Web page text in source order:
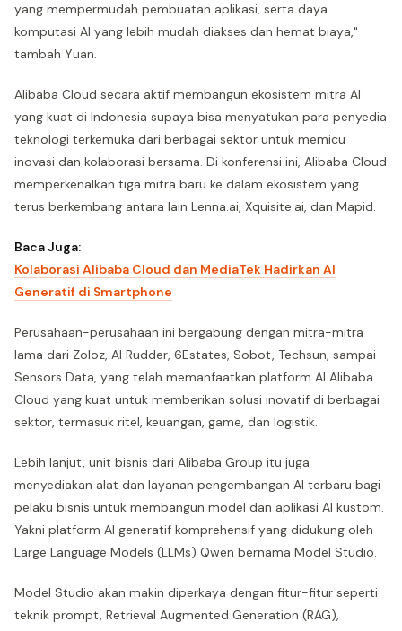
yang mempermudah pembuatan aplikasi, serta daya
komputasi AI yang lebih mudah diakses dan hemat biaya,"
tambah Yuan.
Alibaba Cloud secara aktif membangun ekosistem mitra AI
yang kuat di Indonesia supaya bisa menyatukan para penyedia
teknologi terkemuka dari berbagai sektor untuk memicu
inovasi dan kolaborasi bersama. Di konferensi ini, Alibaba Cloud
memperkenalkan tiga mitra baru ke dalam ekosistem yang
terus berkembang antara lain Lenna.ai, Xquisite.ai, dan Mapid.
Baca Juga:
Kolaborasi Alibaba Cloud dan MediaTek Hadirkan AI
Generatif di Smartphone
Perusahaan-perusahaan ini bergabung dengan mitra-mitra
lama dari Zoloz, AI Rudder, 6Estates, Sobot, Techsun, sampai
Sensors Data, yang telah memanfaatkan platform AI Alibaba
Cloud yang kuat untuk memberikan solusi inovatif di berbagai
sektor, termasuk ritel, keuangan, game, dan logistik.
Lebih lanjut, unit bisnis dari Alibaba Group itu juga
menyediakan alat dan layanan pengembangan AI terbaru bagi
pelaku bisnis untuk membangun model dan aplikasi AI kustom.
Yakni platform AI generatif komprehensif yang didukung oleh
Large Language Models (LLMs) Qwen bernama Model Studio.
Model Studio akan makin diperkaya dengan fitur-fitur seperti
teknik prompt, Retrieval Augmented Generation (RAG),